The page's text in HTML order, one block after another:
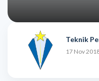
Teknik
17 Nov